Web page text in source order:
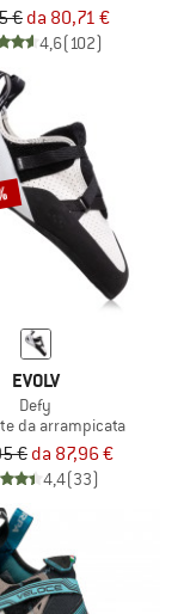
€ da 80,71 €
4,6(102)
EVOLV
Defy
da arrampicata
€ da 87,96 €
4,4(33)